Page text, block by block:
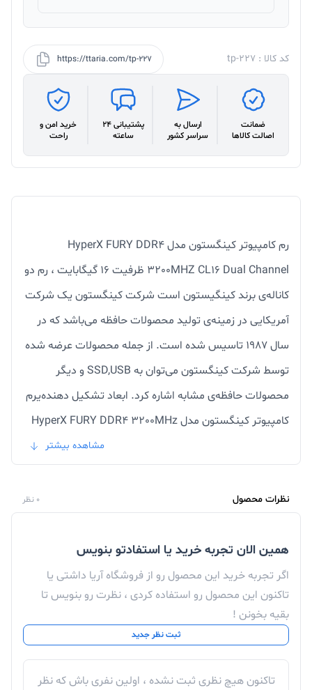
کد کالا : tp-227 https://ttaria.com/tp-227
ضمانت
اصالت کالاها
ارسال به
سراسر کشور
پشتیبانی 24
ساعته
خرید امن و
راحت
رم کامپیوتر کینگستون مدل HyperX FURY DDR4
3200MHZ CL16 Dual Channel ظرفیت 16 گیگابایت ، رم دو
کاناله‌ی برند کینگیستون است شرکت کینگستون یک شرکت
آمریکایی در زمینه‌ی تولید محصولات حافظه می‌باشد که در
سال 1987 تاسیس شده است. از جمله محصولات عرضه شده
توسط شرکت کینگستون می‌توان به SSD,USB و دیگر
محصولات حافظه‌ی مشابه اشاره کرد. ابعاد تشکیل دهنده‌یرم
کامپیوتر کینگستون مدل HyperX FURY DDR4 3200MHz
پرسرعت و کم مصرف DDR4 در HyperX FURY به کار رفته که
پین بهره می‌برد. فرکانس رم 3200 مگاهرتزی در HyperX
FURY فرکانس بالا و مناسبی برای استفاده در کامپیوتر‌های
حرفه‌ای می‌باشد. پیکربندی حافظه بصورت دوکاناله سرعت
بیشتری به انتقال و نیز پردازش اطلاعات می‌دهد و این
سرعت ناشی از همکاری کانال ‌های دوتایی با یکدیگر می‌باشد ،
مشاهده بیشتر
نظرات محصول 0 نظر
همین الان تجربه خرید یا استفادتو بنویس
اگر تجربه خرید این محصول رو از فروشگاه آریا داشتی یا
تاکنون این محصول رو استفاده کردی ، نظرت رو بنویس تا
بقیه بخونن !
ثبت نظر جدید
تاکنون هیچ نظری ثبت نشده ، اولین نفری باش که نظر